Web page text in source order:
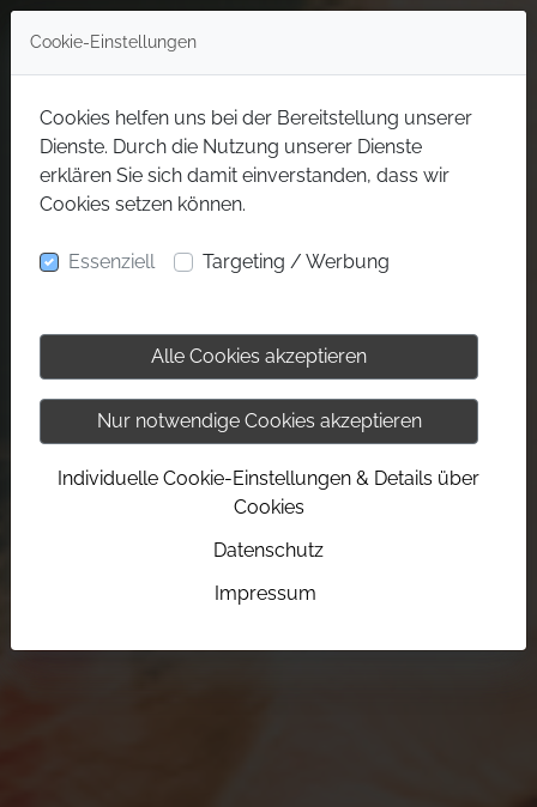
Cookie-Einstellungen
Cookies helfen uns bei der Bereitstellung unserer
Dienste. Durch die Nutzung unserer Dienste
erklären Sie sich damit einverstanden, dass wir
Cookies setzen können.
Essenziell Targeting / Werbung
Alle Cookies akzeptieren
Nur notwendige Cookies akzeptieren
Individuelle Cookie-Einstellungen & Details über
Cookies
Datenschutz
Impressum